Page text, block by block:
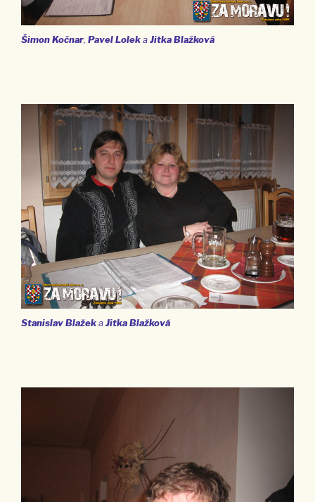
Šimon Kočnar Pavel LolekaJitka Blažková
Stanislav BlažekaJitka Blažková